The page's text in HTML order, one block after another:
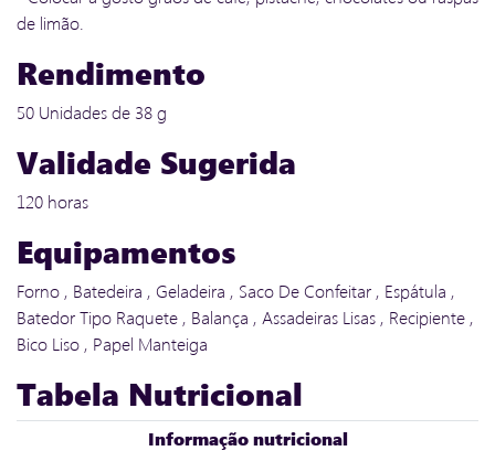
de limão.
Rendimento
50 Unidades de 38 g
Validade Sugerida
120 horas
Equipamentos
Forno , Batedeira , Geladeira , Saco De Confeitar , Espátula ,
Batedor Tipo Raquete , Balança , Assadeiras Lisas , Recipiente ,
Bico Liso , Papel Manteiga
Tabela Nutricional
Informação nutricional